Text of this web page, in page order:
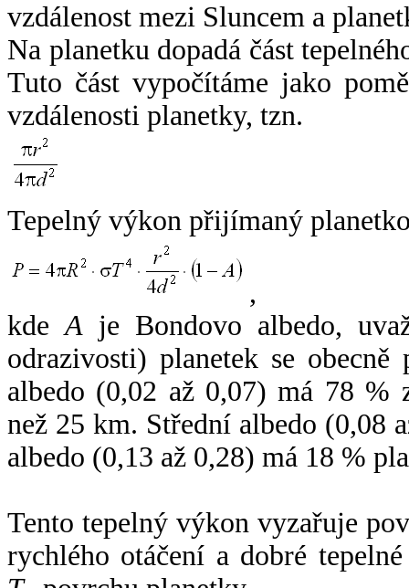
vzdálenost mezi Sluncem a
Na planetku dopadá část
Tuto část vypočítáme jako
vzdálenosti planetky, tzn.
Tepelný výkon přijímaný
,
kdeA je Bondovo albedo,
odrazivosti) planetek se
albedo (0,02 až 0,07) má 78 %
než 25 km. Střední albedo (0,08
albedo (0,13 až 0,28) má 18 %
Tento tepelný výkon vyzařuje
rychlého otáčení a dobré